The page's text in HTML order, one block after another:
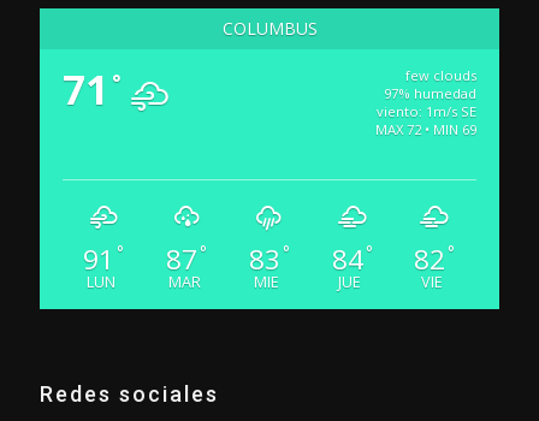
COLUMBUS
71 °
few clouds
97% humedad
viento: 1m/s SE
MAX 72 • MIN 69
91 °
LUN
87 °
MAR
83 °
MIE
84°
JUE
82 °
VIE
Redes sociales